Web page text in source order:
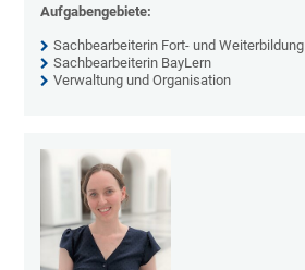
Aufgabengebiete:
Sachbearbeiterin Fort- und Weiterbildung
Sachbearbeiterin BayLern
Verwaltung und Organisation